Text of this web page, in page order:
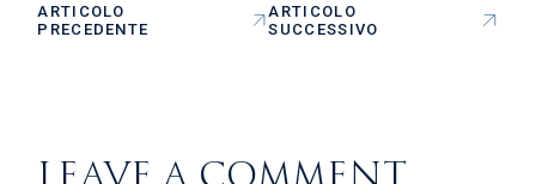
ARTICOLO
PRECEDENTE
ARTICOLO
SUCCESSIVO